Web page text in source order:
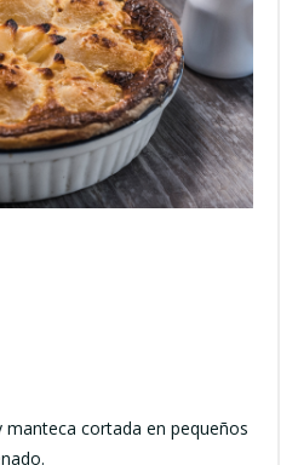
manteca cortada en pequeños